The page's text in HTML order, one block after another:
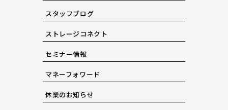
スタッフブログ
ストレージコネクト
セミナー情報
マネーフォワード
休業のお知らせ